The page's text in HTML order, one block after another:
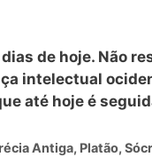
de hoje. Não
intelectual
até hoje é
Antiga, Platão,